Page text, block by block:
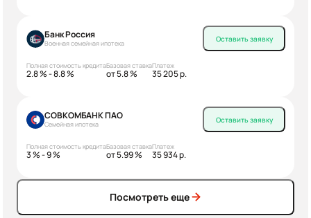
Банк Россия
Военная семейная ипотека
Полная стоимость кредита
2.8 % - 8.8 %
Базовая ставка
от 5.8 %
Платеж
35 205 р.
Оставить заявку
СОВКОМБАНК ПАО
Семейная ипотека
Полная стоимость кредита
3 % - 9 %
Базовая ставка
от 5.99 %
Платеж
35 934 р.
Оставить заявку
Посмотреть еще